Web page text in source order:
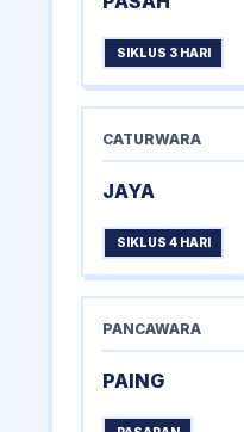
SIKLUS 3 HARI
CATURWARA
JAYA
SIKLUS 4 HARI
PANCAWARA
PAING